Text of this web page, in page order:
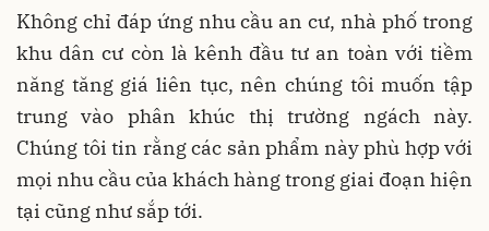
Không chỉ đáp ứng nhu cầu an cư, nhà phố trong
khu dân cư còn là kênh đầu tư an toàn với tiềm
năng tăng giá liên tục, nên chúng tôi muốn tập
trung vào phân khúc thị trường ngách này.
Chúng tôi tin rằng các sản phẩm này phù hợp với
mọi nhu cầu của khách hàng trong giai đoạn hiện
tại cũng như sắp tới.